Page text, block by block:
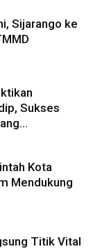
Sijarango ke
Sukses
Kota
Mendukung
Titik Vital